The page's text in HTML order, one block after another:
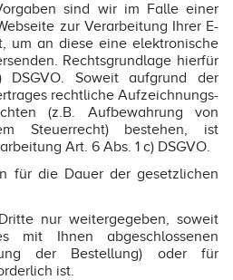
sind wir im Falle einer
zur Verarbeitung Ihrer E-
um an diese eine elektronische
Rechtsgrundlage hierfür
Soweit aufgrund der
rechtliche Aufzeichnungs-
(z.B. Aufbewahrung von
Steuerrecht) bestehen, ist
Art. 6 Abs. 1 c) DSGVO.
für die Dauer der gesetzlichen
nur weitergegeben, soweit
mit Ihnen abgeschlossenen
der Bestellung) oder für
ist.